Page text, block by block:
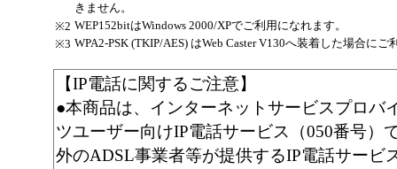
きません。
※2 WEP152bitはWindows 2000/XPでご利用になれます。
※3 WPA2-PSK (TKIP/AES) はWeb Caster V130へ装着した場合にご
【IP電話に関するご注意】
●本商品は、インターネットサービスプロバ
ツユーザー向けIP電話サービス（050番号）
外のADSL事業者等が提供するIP電話サービ